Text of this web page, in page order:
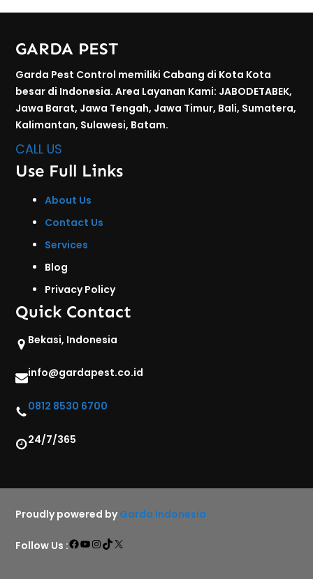
GARDA PEST
Garda Pest Control memiliki Cabang di Kota Kota
besar di Indonesia. Area Layanan Kami: JABODETABEK,
Jawa Barat, Jawa Tengah, Jawa Timur, Bali, Sumatera,
Kalimantan, Sulawesi, Batam.
CALL US
Use Full Links
About Us
Contact Us
Services
Blog
Privacy Policy
Quick Contact
Bekasi, Indonesia
info@gardapest.co.id
0812 8530 6700
24/7/365
Proudly powered byGarda Indonesia
Follow Us :Facebook
YouTube
Instagram
TikTok
X